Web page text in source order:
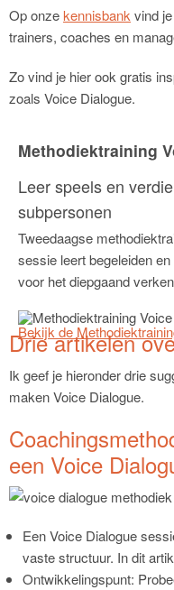
Op onzekennisbank vind
trainers, coaches en
Zo vind je hier ook gratis
zoals Voice Dialogue.
Methodiektraining
Leer speels en
subpersonen
Tweedaagse
sessie leert begeleiden
voor het diepgaand
Bekijk de
Drie artikelen
Ik geef je hieronder drie
maken Voice Dialogue.
een Voice
Een Voice Dialogue
vaste structuur. In dit
Ontwikkelingspunt: